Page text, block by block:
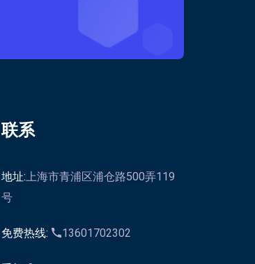
联系
地址:上海市青浦区浦仓路500弄119
号
免费热线: 13601702302